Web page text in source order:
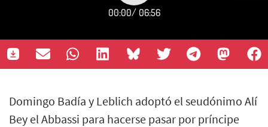
00:00/ 06:56
Domingo Badía y Leblich adoptó el seudónimo Alí
Bey el Abbassi para hacerse pasar por príncipe